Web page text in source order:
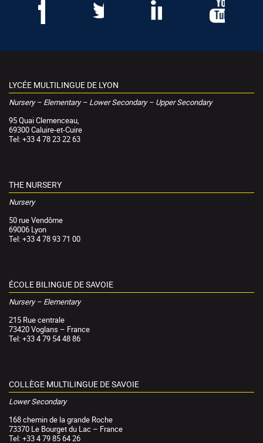
LYCÉE MULTILINGUE DE LYON
Nursery – Elementary – Lower Secondary – Upper Secondary
95 Quai Clemenceau,
69300 Caluire-et-Cuire
Tel: +33 4 78 23 22 63
THE NURSERY
Nursery
50 rue Vendôme
69006 Lyon
Tel: +33 4 78 93 71 00
ÉCOLE BILINGUE DE SAVOIE
Nursery – Elementary
215 Rue centrale
73420 Voglans – France
Tel: +33 4 79 54 48 86
COLLÈGE MULTILINGUE DE SAVOIE
Lower Secondary
168 chemin de la grande Roche
73370 Le Bourget du Lac – France
Tel: +33 4 79 85 64 26